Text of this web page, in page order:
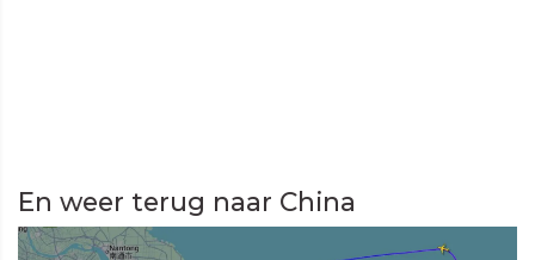
En weer terug naar China